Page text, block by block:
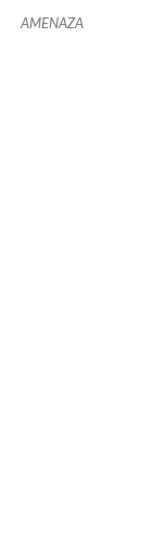
AMENAZA